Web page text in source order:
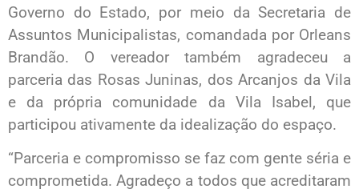
Governo do Estado, por meio da Secretaria de
Assuntos Municipalistas, comandada por Orleans
Brandão. O vereador também agradeceu a
parceria das Rosas Juninas, dos Arcanjos da Vila
e da própria comunidade da Vila Isabel, que
participou ativamente da idealização do espaço.
“Parceria e compromisso se faz com gente séria e
comprometida. Agradeço a todos que acreditaram